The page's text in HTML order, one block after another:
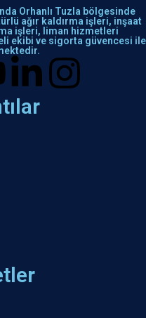
Orhanlı Tuzla bölgesinde
ağır kaldırma işleri, inşaat
işleri, liman hizmetleri
ekibi ve sigorta güvencesi ile